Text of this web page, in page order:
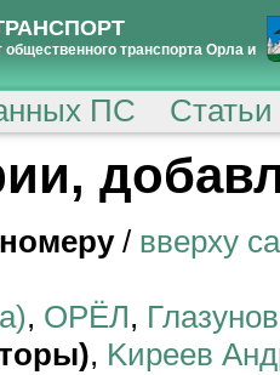
транспорта Орла и
ПС
/ вверху
, ОРЁЛ,
, Kиpeeв